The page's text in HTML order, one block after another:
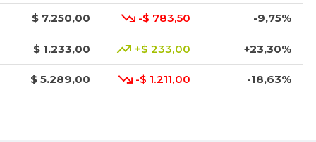
$ 7.250,00 -$ 783,50 -9,75%
$ 1.233,00 +$ 233,00 +23,30%
$ 5.289,00 -$ 1.211,00 -18,63%